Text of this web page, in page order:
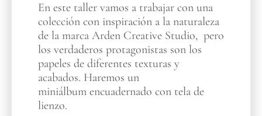
En este taller vamos a trabajar con una
colección con inspiración a la naturaleza
de la marca Arden Creative Studio, pero
los verdaderos protagonistas son los
papeles de diferentes texturas y
acabados. Haremos un
miniálbum encuadernado con tela de
lienzo.